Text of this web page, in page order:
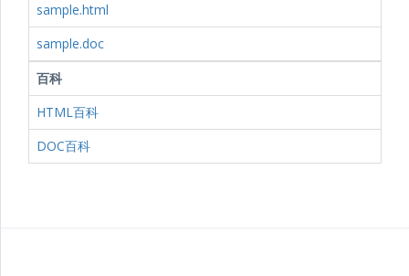
sample.html
sample.doc
百科
HTML百科
DOC百科